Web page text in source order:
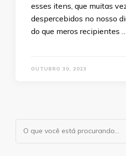
esses itens, que muitas
despercebidos no nosso
do que meros recipientes …
OUTUBRO 30, 2023
Procurando
algo?